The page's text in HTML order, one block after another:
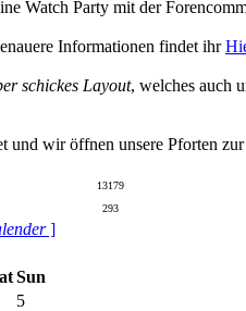
Watch Party mit der
Informationen findet ihr
schickes Layout, welches auch
und wir öffnen unsere Pforten
13179
293
]
Sun
5